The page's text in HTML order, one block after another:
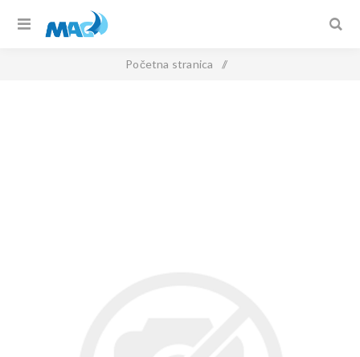
Početna stranica /